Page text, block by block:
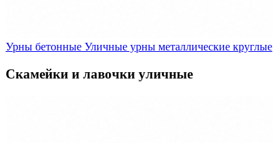
Урны бетонные Уличные урны металлические круглые
Скамейки и лавочки уличные